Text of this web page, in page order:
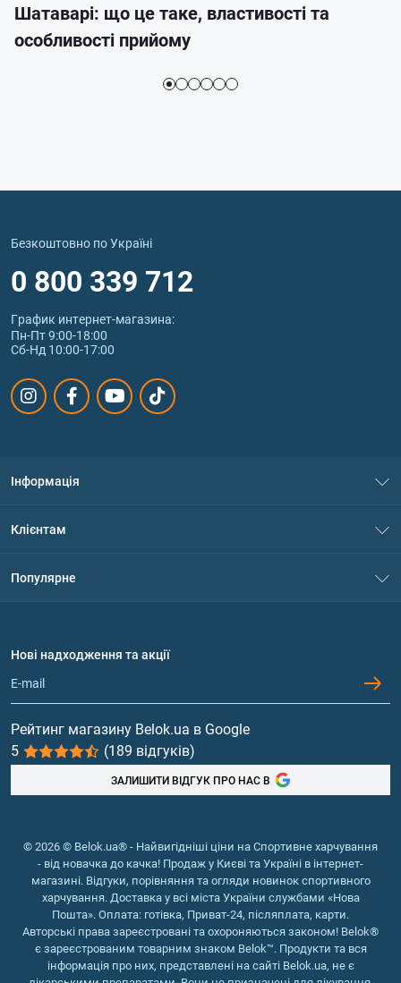
Шатаварі: що це таке, властивості та
особливості прийому
Безкоштовно по Україні
0 800 339 712
График интернет‑магазина:
Пн-Пт 9:00-18:00
Сб-Нд 10:00-17:00
Інформація
Політика конфіденційності
Обмін та повернення
Клієнтам
Популярне
Протеїн
Гейнери
Вітаміни та мінерали
Риб'ячий жир, жирні кислоти
Нові надходження та акції
Рейтинг магазину Belok.ua в Google
5
(189 відгуків)
ЗАЛИШИТИ ВІДГУК ПРО НАС В
© 2026 © Belok.ua® - Найвигідніші ціни на Спортивне харчування
- від новачка до качка! Продаж у Києві та Україні в інтернет-
магазині. Відгуки, порівняння та огляди новинок спортивного
харчування. Доставка у всі міста України службами «Нова
Пошта». Оплата: готівка, Приват-24, післяплата, карти.
Авторські права зареєстровані та охороняються законом! Belok®
є зареєстрованим товарним знаком Belok™. Продукти та вся
інформація про них, представлені на сайті Belok.ua, не є